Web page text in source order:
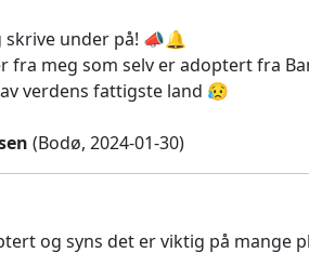
skrive under på! 📣🔔
fra meg som selv er adoptert fra
verdens fattigste land 😥
(Bodø, 2024-01-30)
og syns det er viktig på mange